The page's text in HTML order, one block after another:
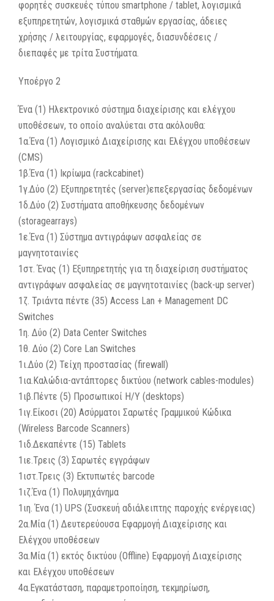
φορητές συσκευές τύπου smartphone / tablet, λογισμικά
εξυπηρετητών, λογισμικά σταθμών εργασίας, άδειες
χρήσης / λειτουργίας, εφαρμογές, διασυνδέσεις /
διεπαφές με τρίτα Συστήματα.
Υποέργο 2
Ένα (1) Ηλεκτρονικό σύστημα διαχείρισης και ελέγχου
υποθέσεων, το οποίο αναλύεται στα ακόλουθα:
1α.Ένα (1) Λογισμικό Διαχείρισης και Ελέγχου υποθέσεων
(CMS)
1β.Ένα (1) Ικρίωμα (rackcabinet)
1γ.Δύο (2) Εξυπηρετητές (server)επεξεργασίας δεδομένων
1δ.Δύο (2) Συστήματα αποθήκευσης δεδομένων
(storagearrays)
1ε.Ένα (1) Σύστημα αντιγράφων ασφαλείας σε
μαγνητοταινίες
1στ. Ένας (1) Εξυπηρετητής για τη διαχείριση συστήματος
αντιγράφων ασφαλείας σε μαγνητοταινίες (back-up server)
1ζ. Τριάντα πέντε (35) Access Lan + Management DC
Switches
1η. Δύο (2) Data Center Switches
1θ. Δύο (2) Core Lan Switches
1ι.Δύο (2) Τείχη προστασίας (firewall)
1ια.Καλώδια-αντάπτορες δικτύου (network cables-modules)
1ιβ.Πέντε (5) Προσωπικοί Η/Υ (desktops)
1ιγ.Είκοσι (20) Ασύρματοι Σαρωτές Γραμμικού Κώδικα
(Wireless Barcode Scanners)
1ιδ.Δεκαπέντε (15) Tablets
1ιε.Τρεις (3) Σαρωτές εγγράφων
1ιστ.Τρεις (3) Εκτυπωτές barcode
1ιζ.Ένα (1) Πολυμηχάνημα
1ιη. Ένα (1) UPS (Συσκευή αδιάλειπτης παροχής ενέργειας)
2α.Μία (1) Δευτερεύουσα Εφαρμογή Διαχείρισης και
Ελέγχου υποθέσεων
3α.Μία (1) εκτός δικτύου (Offline) Εφαρμογή Διαχείρισης
και Ελέγχου υποθέσεων
4α.Εγκατάσταση, παραμετροποίηση, τεκμηρίωση,